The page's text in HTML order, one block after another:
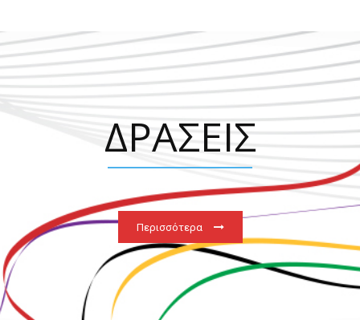
ΔΡΑΣΕΙΣ
Περισσότερα